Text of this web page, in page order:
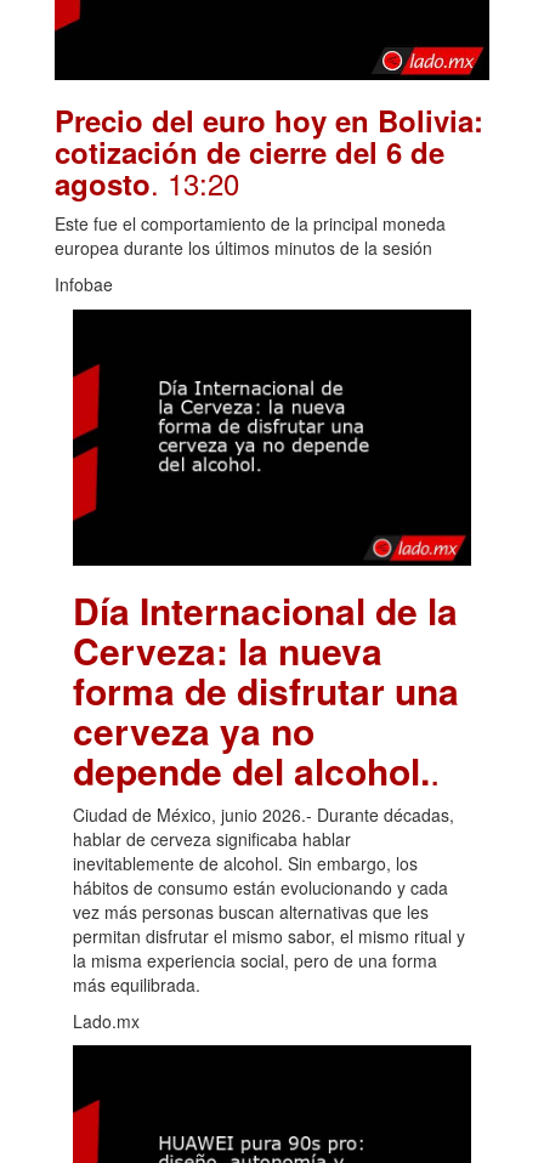
Precio del euro hoy en Bolivia:
cotización de cierre del 6 de
agosto. 13:20
Este fue el comportamiento de la principal moneda
europea durante los últimos minutos de la sesión
Infobae
Día Internacional de la
Cerveza: la nueva
forma de disfrutar una
cerveza ya no
depende del alcohol..
Ciudad de México, junio 2026.- Durante décadas,
hablar de cerveza significaba hablar
inevitablemente de alcohol. Sin embargo, los
hábitos de consumo están evolucionando y cada
vez más personas buscan alternativas que les
permitan disfrutar el mismo sabor, el mismo ritual y
la misma experiencia social, pero de una forma
más equilibrada.
Lado.mx